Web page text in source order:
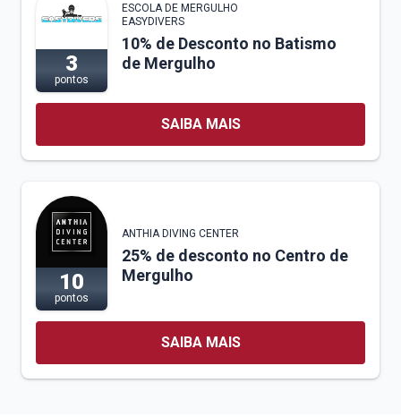
3
pontos
ESCOLA DE MERGULHO
EASYDIVERS
10% de Desconto no Batismo
de Mergulho
SAIBA MAIS
10
pontos
ANTHIA DIVING CENTER
25% de desconto no Centro de
Mergulho
SAIBA MAIS